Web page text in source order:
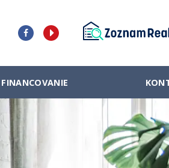
FINANCOVANIE